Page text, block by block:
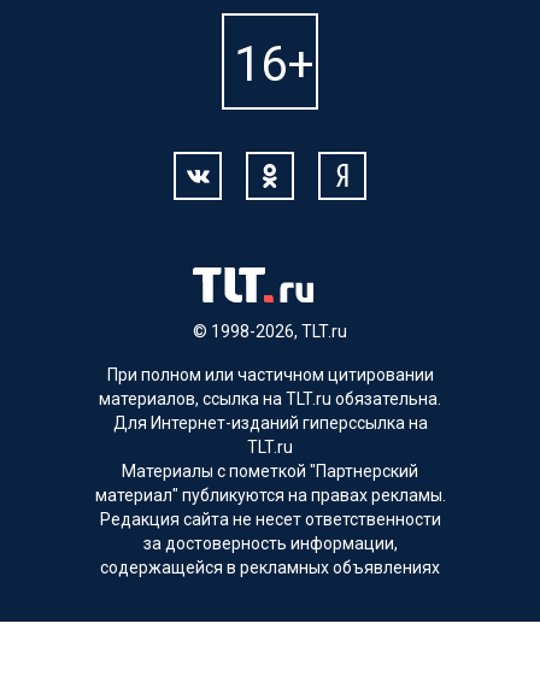
© 1998-2026, TLT.ru
При полном или частичном цитировании
материалов, ссылка на TLT.ru обязательна.
Для Интернет-изданий гиперссылка на
TLT.ru
Материалы с пометкой "Партнерский
материал" публикуются на правах рекламы.
Редакция сайта не несет ответственности
за достоверность информации,
содержащейся в рекламных объявлениях